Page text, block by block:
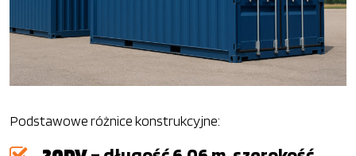
Podstawowe różnice konstrukcyjne: